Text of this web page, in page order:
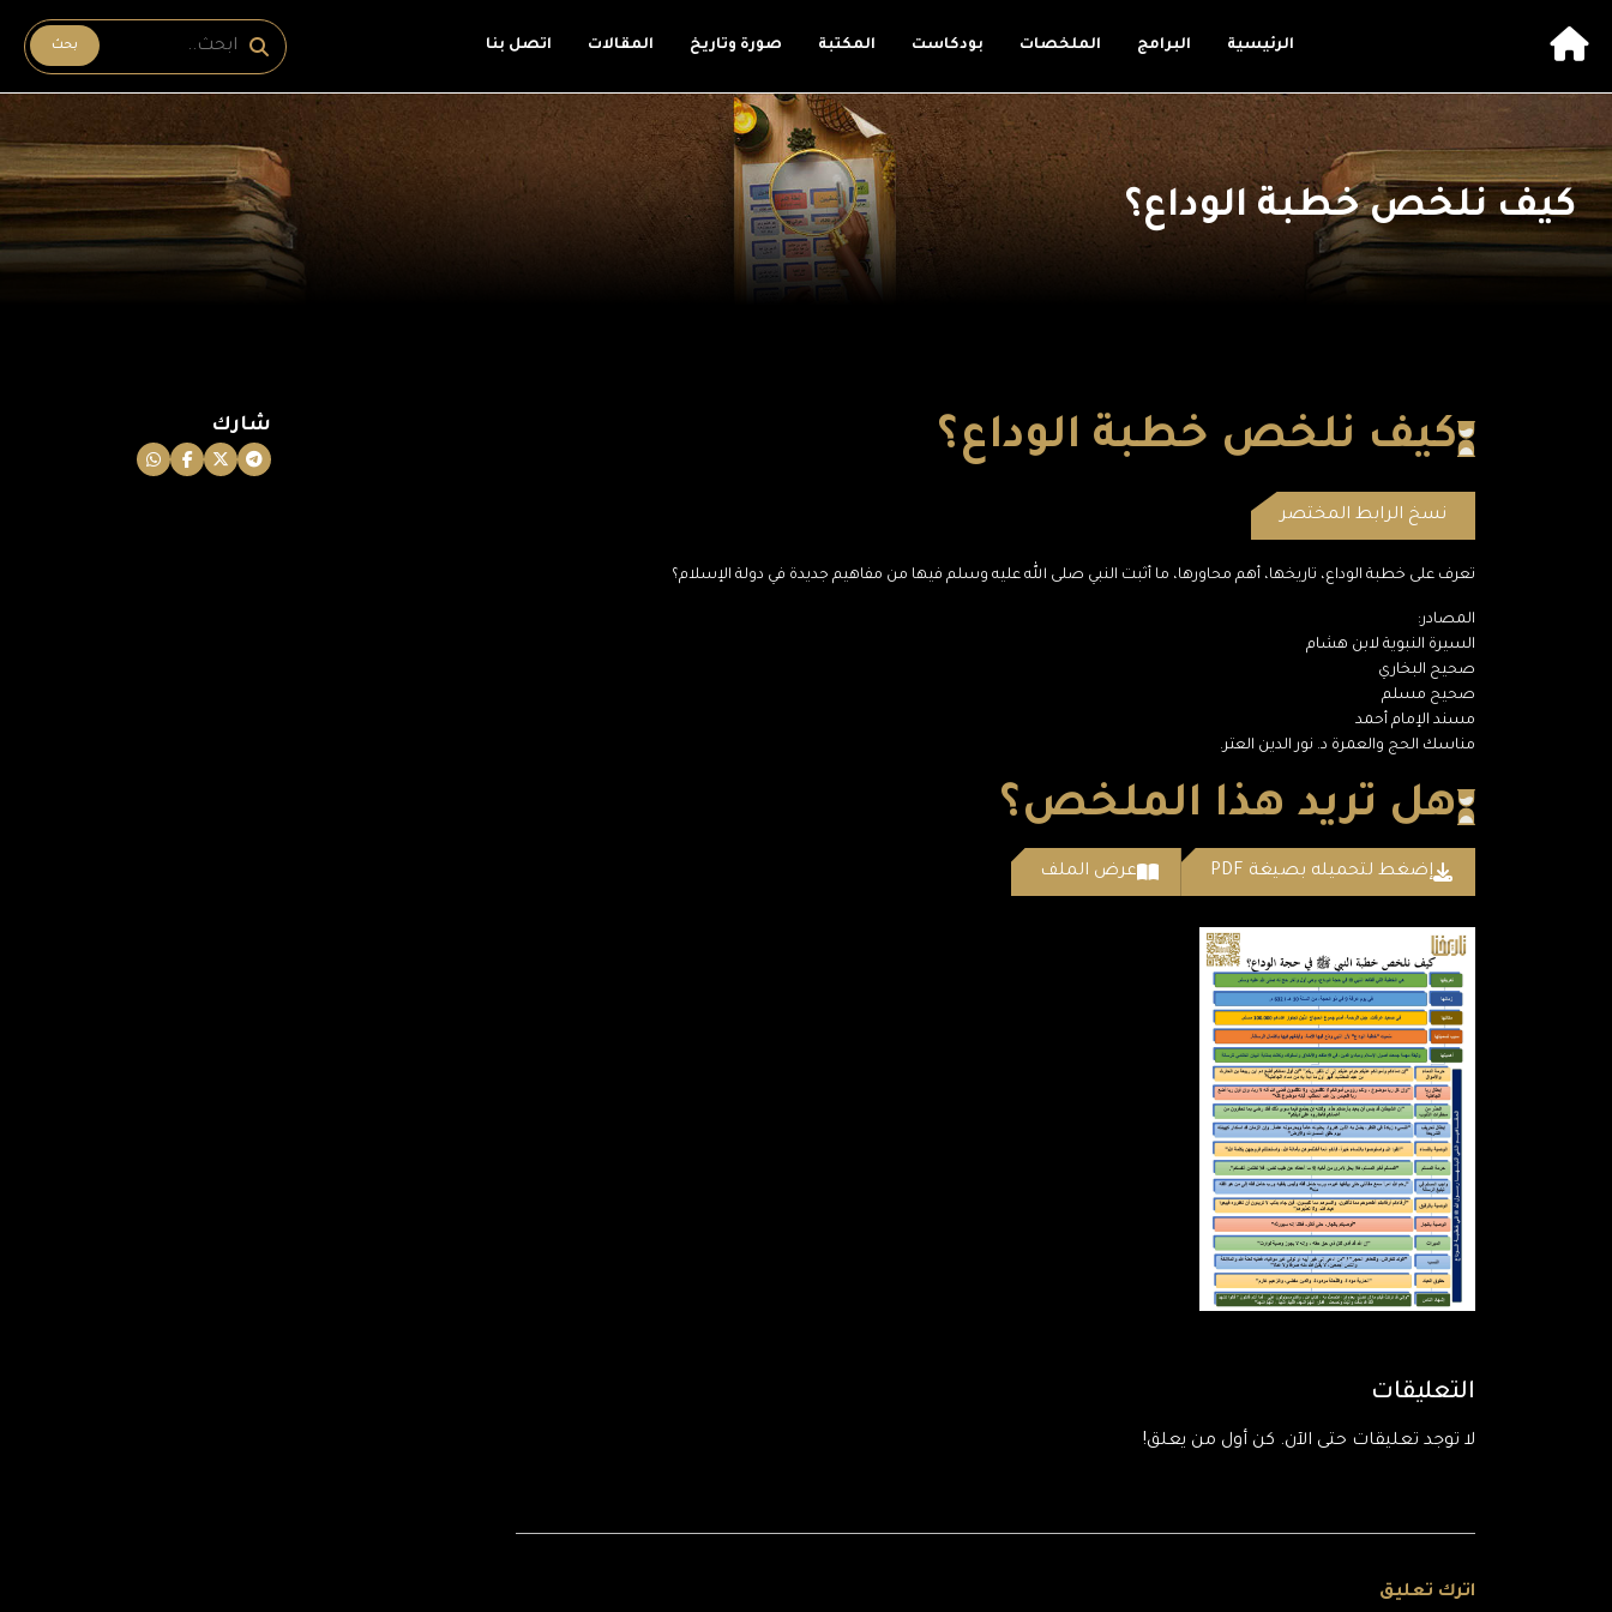
الرئيسية البرامج الملخصات بودكاست المكتبة صورة وتاريخ المقالات اتصل بنا بحث
كيف نلخص خطبة الوداع؟
كيف نلخص خطبة الوداع؟
نسخ الرابط المختصر
تعرف على خطبة الوداع، تاريخها، أهم محاورها، ما أثبت النبي صلى الله عليه وسلم فيها من مفاهيم جديدة في دولة الإسلام؟
المصادر:
السيرة النبوية لابن هشام
صحيح البخاري
صحيح مسلم
مسند الإمام أحمد
مناسك الحج والعمرة د. نور الدين العتر.
هل تريد هذا الملخص؟
إضغط لتحميله بصيغة PDF عرض الملف
شارك
التعليقات
لا توجد تعليقات حتى الآن. كن أول من يعلق!
اترك تعليق